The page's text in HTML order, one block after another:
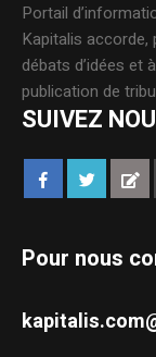
Portail
Kapitalis accorde,
débats d’idées et
publication de
SUIVEZ
Pour nous